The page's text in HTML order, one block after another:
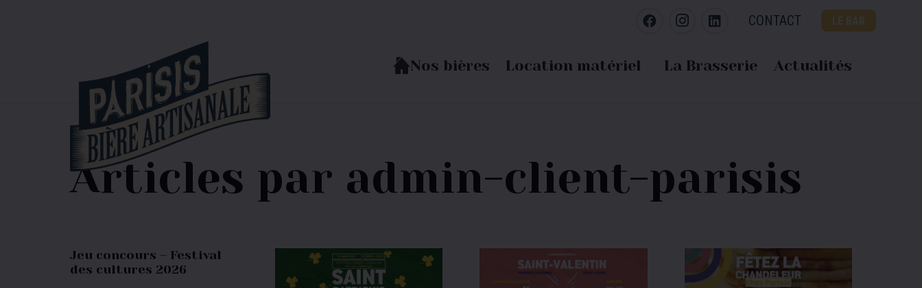
CONTACT LE BAR
Nos bières Location matériel La Brasserie Actualités
Articles par admin-client-parisis
Jeu concours – Festival
des cultures 2026